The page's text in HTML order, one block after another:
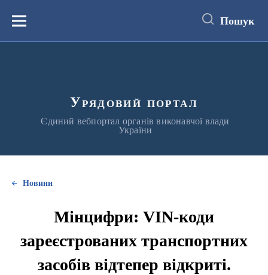
вмістуМеню Пошук
Урядовий портал
Єдиний вебпортал органів виконавчої влади
України
Новини
Мінцифри: VIN-коди
зареєстрованих транспортних
засобів відтепер відкриті.